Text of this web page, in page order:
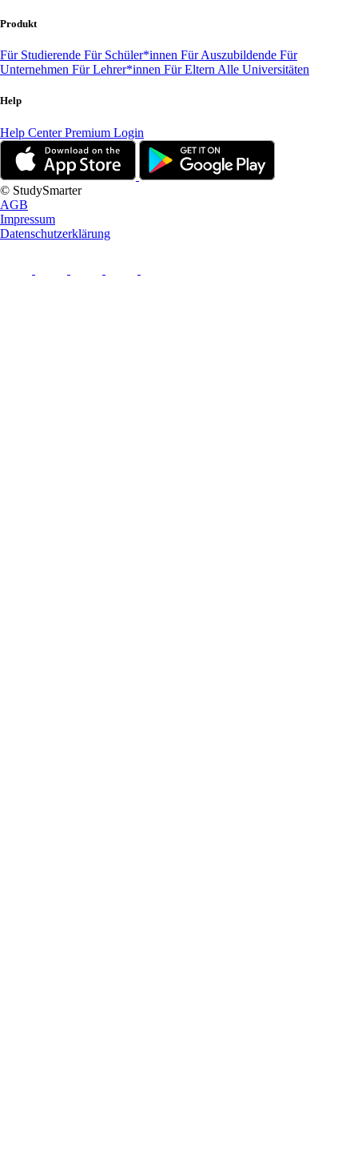
Produkt
Für Studierende Für Schüler*innen Für Auszubildende Für
Unternehmen Für Lehrer*innen Für Eltern Alle Universitäten
Help
Help CenterPremium Login
© StudySmarter
AGB
Impressum
Datenschutzerklärung